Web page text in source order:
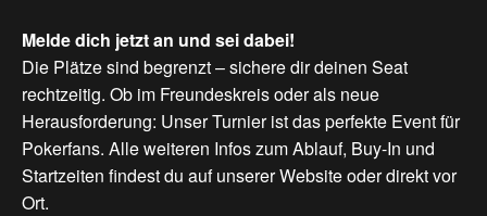
Meldedich jetztan und seidabei!
Die Plätze sind begrenzt – sichere dir deinen Seat
rechtzeitig. Ob im Freundeskreis oder als neue
Herausforderung: Unser Turnier ist das perfekte Event für
Pokerfans. Alle weiteren Infos zum Ablauf, Buy-In und
Startzeiten findest du auf unserer Website oder direkt vor
Ort.